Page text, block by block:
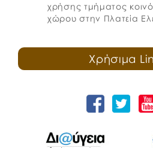
χρήσης τμήματος
χώρου στην Πλατεία
Χρήσιμα